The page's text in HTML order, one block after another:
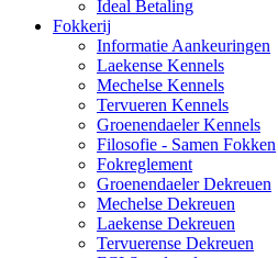
Ideal Betaling
Fokkerij
Informatie Aankeuringen
Laekense Kennels
Mechelse Kennels
Tervueren Kennels
Groenendaeler Kennels
Filosofie - Samen Fokken
Fokreglement
Groenendaeler Dekreuen
Mechelse Dekreuen
Laekense Dekreuen
Tervuerense Dekreuen